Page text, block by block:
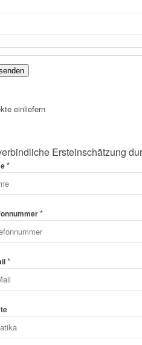
einliefern
Ersteinschätzung
*
*
*